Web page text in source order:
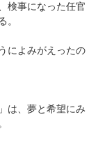
検事になった任官
。
によみがえったの
は、夢と希望にみ